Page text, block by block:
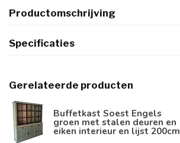
Productomschrijving
Specificaties
Gerelateerde producten
Buffetkast Soest Engels
groen met stalen deuren en
eiken interieur en lijst 200cm